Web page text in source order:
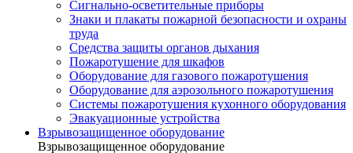
Сигнально-осветительные приборы
Знаки и плакаты пожарной безопасности и охраны
труда
Средства защиты органов дыхания
Пожаротушение для шкафов
Оборудование для газового пожаротушения
Оборудование для аэрозольного пожаротушения
Системы пожаротушения кухонного оборудования
Эвакуационные устройства
Взрывозащищенное оборудование
Взрывозащищенное оборудование